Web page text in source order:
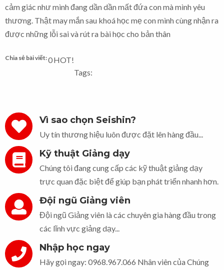
cảm giác như mình đang dần dần mất đứa con mà mình yêu
thương. Thật may mắn sau khoá học mẹ con mình cùng nhận ra
được những lỗi sai và rút ra bài học cho bản thân
Chia sẻ bài viết:0HOT!
Tags:
Vì sao chọn Seishin?
Uy tín thương hiệu luôn được đặt lên hàng đầu...
Kỹ thuật Giảng dạy
Chúng tôi đang cung cấp các kỹ thuật giảng dạy
trực quan đặc biệt để giúp bạn phát triển nhanh hơn.
Đội ngũ Giảng viên
Đội ngũ Giảng viên là các chuyên gia hàng đầu trong
các lĩnh vực giảng dạy...
Nhập học ngay
Hãy gọi ngay: 0968.967.066 Nhân viên của Chúng